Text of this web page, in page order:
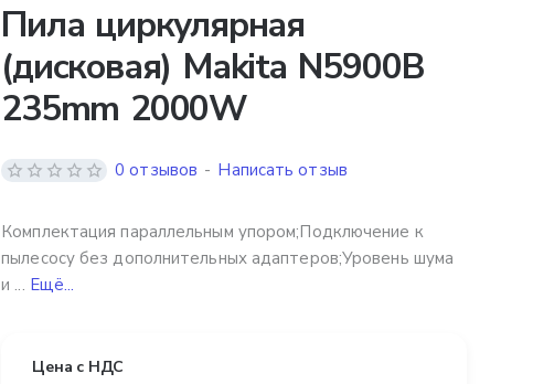
Пила циркулярная
(дисковая) Makita N5900B
235mm 2000W
Комплектация параллельным упором;Подключение к
пылесосу без дополнительных адаптеров;Уровень шума
и ... Ещё...
0 отзывов - Написать отзыв
Цена с НДС